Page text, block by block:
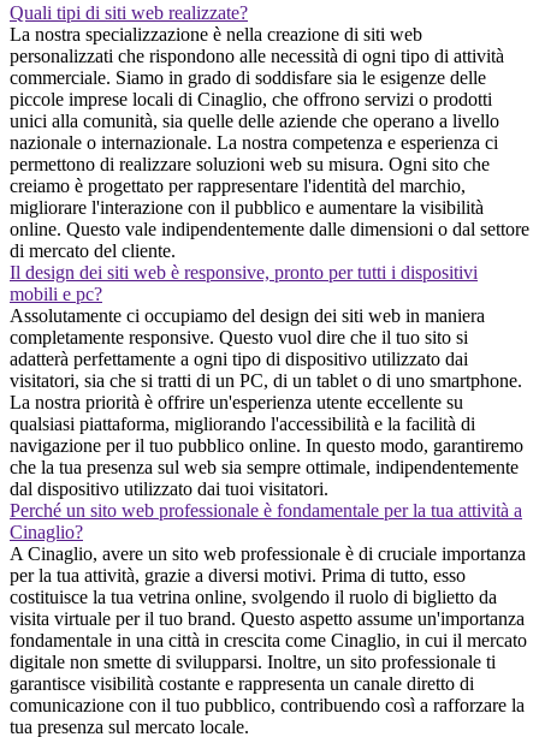
Quali tipi di siti web realizzate?
La nostra specializzazione è nella creazione di siti web
personalizzati che rispondono alle necessità di ogni tipo di attività
commerciale. Siamo in grado di soddisfare sia le esigenze delle
piccole imprese locali di Cinaglio, che offrono servizi o prodotti
unici alla comunità, sia quelle delle aziende che operano a livello
nazionale o internazionale. La nostra competenza e esperienza ci
permettono di realizzare soluzioni web su misura. Ogni sito che
creiamo è progettato per rappresentare l'identità del marchio,
migliorare l'interazione con il pubblico e aumentare la visibilità
online. Questo vale indipendentemente dalle dimensioni o dal settore
di mercato del cliente.
Il design dei siti web è responsive, pronto per tutti i dispositivi
mobili e pc?
Assolutamente ci occupiamo del design dei siti web in maniera
completamente responsive. Questo vuol dire che il tuo sito si
adatterà perfettamente a ogni tipo di dispositivo utilizzato dai
visitatori, sia che si tratti di un PC, di un tablet o di uno smartphone.
La nostra priorità è offrire un'esperienza utente eccellente su
qualsiasi piattaforma, migliorando l'accessibilità e la facilità di
navigazione per il tuo pubblico online. In questo modo, garantiremo
che la tua presenza sul web sia sempre ottimale, indipendentemente
dal dispositivo utilizzato dai tuoi visitatori.
Perché un sito web professionale è fondamentale per la tua attività a
Cinaglio?
A Cinaglio, avere un sito web professionale è di cruciale importanza
per la tua attività, grazie a diversi motivi. Prima di tutto, esso
costituisce la tua vetrina online, svolgendo il ruolo di biglietto da
visita virtuale per il tuo brand. Questo aspetto assume un'importanza
fondamentale in una città in crescita come Cinaglio, in cui il mercato
digitale non smette di svilupparsi. Inoltre, un sito professionale ti
garantisce visibilità costante e rappresenta un canale diretto di
comunicazione con il tuo pubblico, contribuendo così a rafforzare la
tua presenza sul mercato locale.